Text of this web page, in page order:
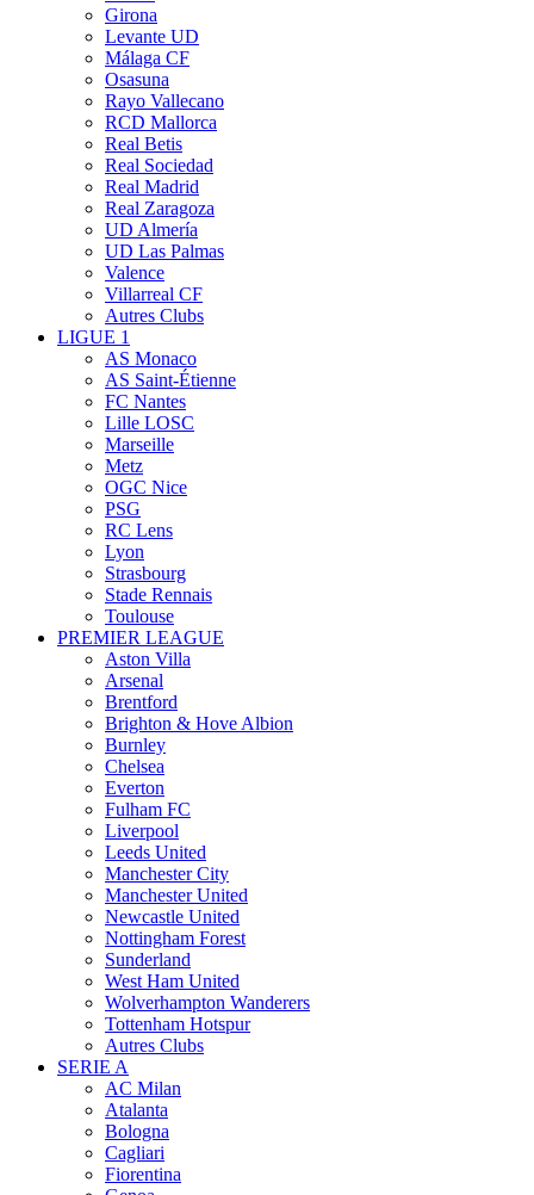
Girona
Levante UD
Málaga CF
Osasuna
Rayo Vallecano
RCD Mallorca
Real Betis
Real Sociedad
Real Madrid
Real Zaragoza
UD Almería
UD Las Palmas
Valence
Villarreal CF
Autres Clubs
LIGUE 1
AS Monaco
AS Saint-Étienne
FC Nantes
Lille LOSC
Marseille
Metz
OGC Nice
PSG
RC Lens
Lyon
Strasbourg
Stade Rennais
Toulouse
PREMIER LEAGUE
Aston Villa
Arsenal
Brentford
Brighton & Hove Albion
Burnley
Chelsea
Everton
Fulham FC
Liverpool
Leeds United
Manchester City
Manchester United
Newcastle United
Nottingham Forest
Sunderland
West Ham United
Wolverhampton Wanderers
Tottenham Hotspur
Autres Clubs
SERIE A
AC Milan
Atalanta
Bologna
Cagliari
Fiorentina